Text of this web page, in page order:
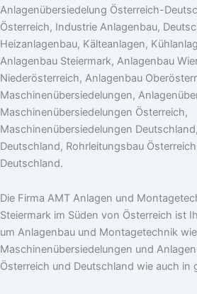
Anlagenübersiedelung Österreich-
Österreich, Industrie Anlagenbau,
Heizanlagenbau, Kälteanlagen,
Anlagenbau Steiermark, Anlagenbau
Niederösterreich, Anlagenbau
Maschinenübersiedelungen,
Maschinenübersiedelungen Österreich,
Maschinenübersiedelungen
Deutschland, Rohrleitungsbau
Deutschland.
Die Firma AMT Anlagen und
Steiermark im Süden von Österreich ist
um Anlagenbau und Montagetechnik
Maschinenübersiedelungen und
Österreich und Deutschland wie auch in